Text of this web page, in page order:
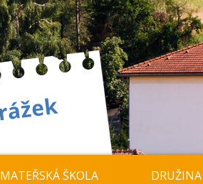
MATEŘSKÁ ŠKOLA DRUŽINA